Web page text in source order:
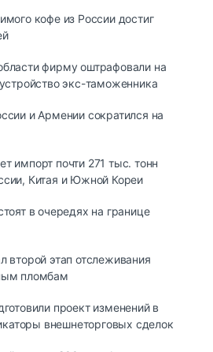
кофе из России достиг
фирму оштрафовали на
экс-таможенника
и Армении сократился на
импорт почти 271 тыс. тонн
Китая и Южной Кореи
в очередях на границе
второй этап отслеживания
пломбам
проект изменений в
внешнеторговых сделок